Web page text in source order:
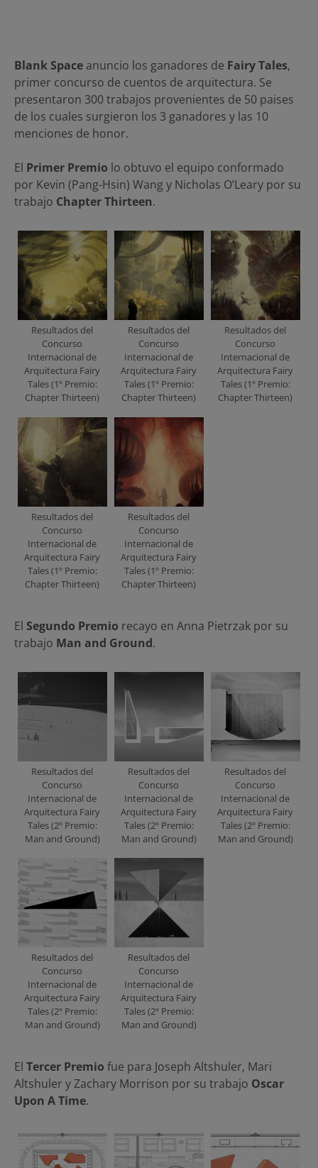
Blank Space anuncio los ganadores de Fairy Tales,
primer concurso de cuentos de arquitectura. Se
presentaron 300 trabajos provenientes de 50 paises
de los cuales surgieron los 3 ganadores y las 10
menciones de honor.
El Primer Premio lo obtuvo el equipo conformado
por Kevin (Pang-Hsin) Wang y Nicholas O’Leary por su
trabajo Chapter Thirteen.
Resultados del
Concurso
Internacional de
Arquitectura Fairy
Tales (1º Premio:
Chapter Thirteen)
Resultados del
Concurso
Internacional de
Arquitectura Fairy
Tales (1º Premio:
Chapter Thirteen)
Resultados del
Concurso
Internacional de
Arquitectura Fairy
Tales (1º Premio:
Chapter Thirteen)
Resultados del
Concurso
Internacional de
Arquitectura Fairy
Tales (1º Premio:
Chapter Thirteen)
Resultados del
Concurso
Internacional de
Arquitectura Fairy
Tales (1º Premio:
Chapter Thirteen)
El Segundo Premio recayo en Anna Pietrzak por su
trabajo Man and Ground.
Resultados del
Concurso
Internacional de
Arquitectura Fairy
Tales (2º Premio:
Man and Ground)
Resultados del
Concurso
Internacional de
Arquitectura Fairy
Tales (2º Premio:
Man and Ground)
Resultados del
Concurso
Internacional de
Arquitectura Fairy
Tales (2º Premio:
Man and Ground)
Resultados del
Concurso
Internacional de
Arquitectura Fairy
Tales (2º Premio:
Man and Ground)
Resultados del
Concurso
Internacional de
Arquitectura Fairy
Tales (2º Premio:
Man and Ground)
El Tercer Premio fue para Joseph Altshuler, Mari
Altshuler y Zachary Morrison por su trabajo Oscar
Upon A Time.